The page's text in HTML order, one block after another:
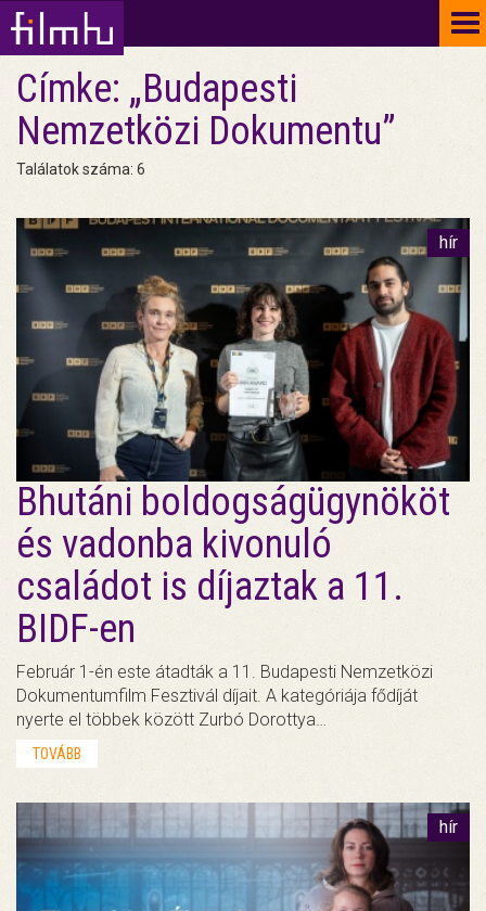
Címke: „Budapesti
Nemzetközi Dokumentu”
Találatok száma: 6
hír
Bhutáni boldogságügynököt
és vadonba kivonuló
családot is díjaztak a 11.
BIDF-en
Február 1-én este átadták a 11. Budapesti Nemzetközi
Dokumentumfilm Fesztivál díjait. A kategóriája fődíját
nyerte el többek között Zurbó Dorottya…
TOVÁBB
hír